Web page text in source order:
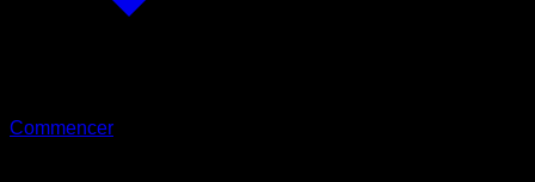
Commencer